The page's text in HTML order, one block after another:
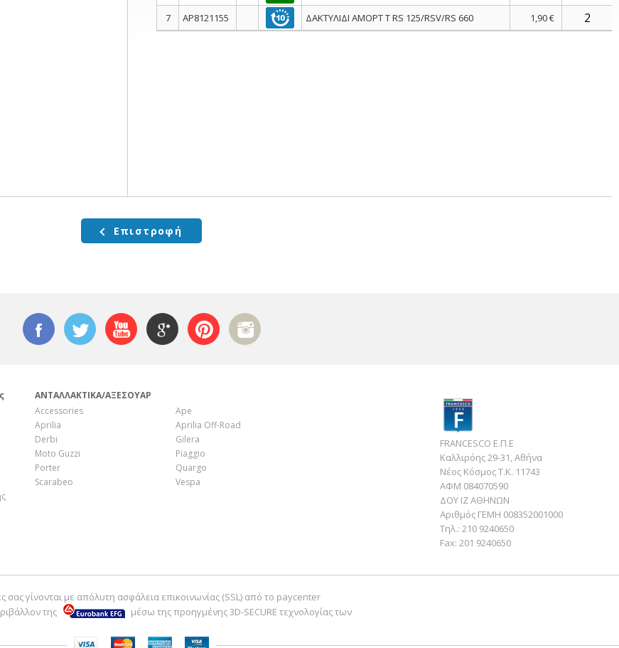
7
AP8121155 ΔΑΚΤΥΛΙΔΙ ΑΜΟΡΤ T RS 125/RSV/RS 660 1,90 €
Επιστροφή
ΑΝΤΑΛΛΑΚΤΙΚΑ/ΑΞΕΣΟΥΑΡ
Accessories
Ape
Aprilia
Aprilia Off-Road
Derbi
Gilera
Moto Guzzi
Piaggio
Porter
Quargo
Scarabeo
Vespa
FRANCESCO Ε.Π.Ε
Καλλιρόης 29-31, Αθήνα
Νέος Κόσμος Τ.Κ. 11743
ΑΦΜ 084070590
ΔΟΥ ΙΖ ΑΘΗΝΩΝ
Αριθμός ΓΕΜΗ 008352001000
Τηλ.: 210 9240650
Fax: 201 9240650
σας γίνονται με απόλυτη ασφάλεια επικοινωνίας (SSL) από το paycenter
της
μέσω της προηγμένης 3D-SECURE τεχνολογίας των